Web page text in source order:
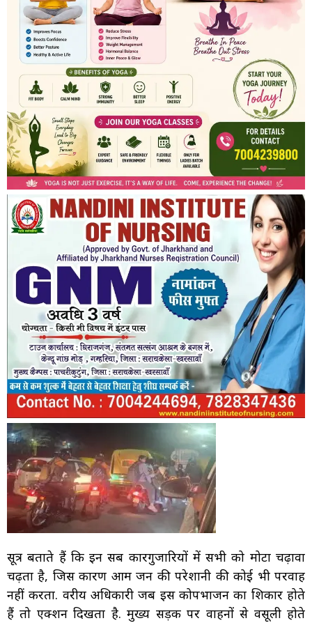
सूत्र बताते हैं कि इन सब कारगुजारियों में सभी को मोटा चढ़ावा
चढ़ता है, जिस कारण आम जन की परेशानी की कोई भी परवाह
नहीं करता. वरीय अधिकारी जब इस कोपभाजन का शिकार होते
हैं तो एक्शन दिखता है. मुख्य सड़क पर वाहनों से वसूली होते